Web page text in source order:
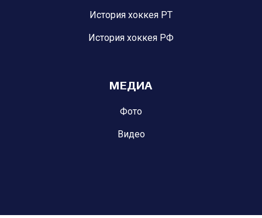
История хоккея РТ
История хоккея РФ
МЕДИА
Фото
Видео